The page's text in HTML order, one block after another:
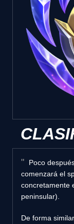
Poco
comenzará el
concretamente
peninsular).
De forma